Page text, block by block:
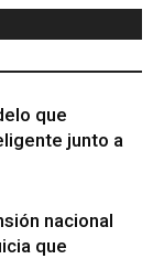
que
junto a
nacional
que